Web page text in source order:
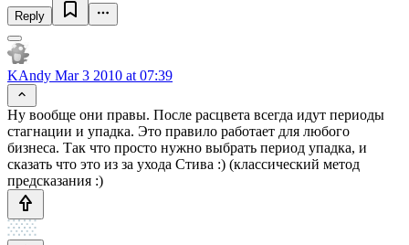
Reply
KAndy Mar 3 2010 at 07:39
Ну вообще они правы. После расцвета всегда идут периоды
стагнации и упадка. Это правило работает для любого
бизнеса. Так что просто нужно выбрать период упадка, и
сказать что это из за ухода Стива :) (классический метод
предсказания :)